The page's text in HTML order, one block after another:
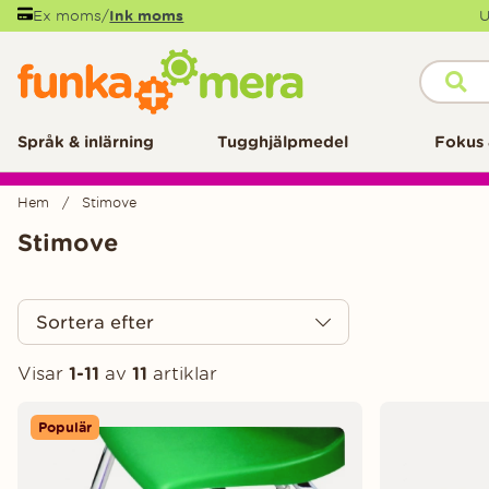
Ex moms/Ink moms
Språk & inlärning Tugghjälpmedel Fokus
Hem Stimove
Stimove
Sortera efter
Visar 1-11 av 11 artiklar
Produkter
Populär